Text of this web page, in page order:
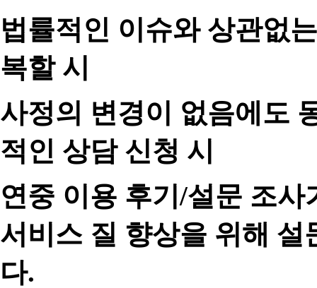
법률적인 이슈와 상관없
복할 시
사정의 변경이 없음에도
적인 상담 신청 시
연중 이용 후기/설문 조
서비스 질 향상을 위해
다.